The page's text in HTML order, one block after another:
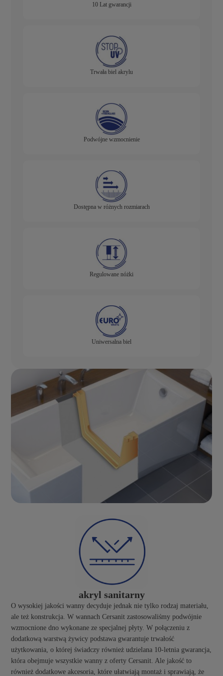
10 Lat gwarancji
Trwała biel akrylu
Podwójne wzmocnienie
Dostępna w różnych rozmiarach
Regulowane nóżki
Uniwersalna biel
akryl sanitarny
O wysokiej jakości wanny decyduje jednak nie tylko rodzaj materiału,
ale też konstrukcja. W wannach Cersanit zastosowaliśmy podwójnie
wzmocnione dno wykonane ze specjalnej płyty. W połączeniu z
dodatkową warstwą żywicy podstawa gwarantuje trwałość
użytkowania, o której świadczy również udzielana 10-letnia gwarancja,
która obejmuje wszystkie wanny z oferty Cersanit. Ale jakość to
również dodatkowe akcesoria, które ułatwiają montaż i sprawiają, że